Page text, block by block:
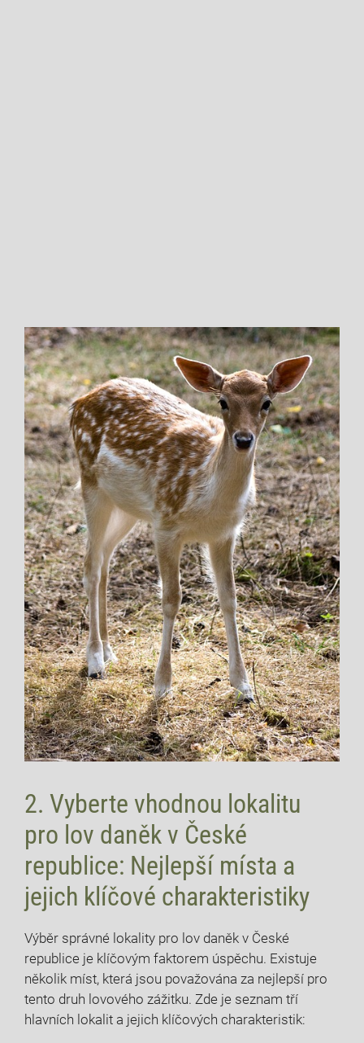
2. ⁤Vyberte vhodnou ‍lokalitu
pro lov daněk⁤ v České
republice:‍ Nejlepší místa a
jejich klíčové charakteristiky
Výběr správné ⁣lokality pro​ lov daněk⁢ v ⁣České
republice je klíčovým faktorem úspěchu.⁣ Existuje
několik ⁢míst, která‌ jsou považována ‍za⁤ nejlepší pro
tento druh lovového⁢ zážitku. Zde ‍je seznam tří
⁤hlavních lokalit a jejich klíčových charakteristik: